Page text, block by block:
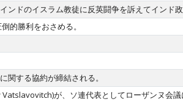
ンドのイスラム教徒に反英闘争を訴えてインド政
的勝利をおさめる。
関する協約が締結される。
が、ソ連代表としてローザンヌ会